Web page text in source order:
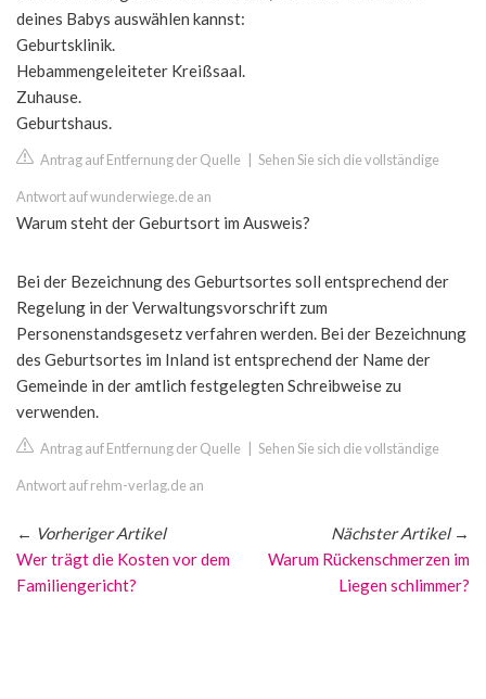
deines Babys auswählen kannst:
Geburtsklinik.
Hebammengeleiteter Kreißsaal.
Zuhause.
Geburtshaus.
Antrag auf Entfernung der Quelle Sehen Sie sich die vollständige
Antwort auf wunderwiege.de an
Warum steht der Geburtsort im Ausweis?
Bei der Bezeichnung des Geburtsortes soll entsprechend der
Regelung in der Verwaltungsvorschrift zum
Personenstandsgesetz verfahren werden. Bei der Bezeichnung
des Geburtsortes im Inland ist entsprechend der Name der
Gemeinde in der amtlich festgelegten Schreibweise zu
verwenden.
Antrag auf Entfernung der Quelle Sehen Sie sich die vollständige
Antwort auf rehm-verlag.de an
← Vorheriger Artikel
Wer trägt die Kosten vor dem
Familiengericht?
Nächster Artikel→
Warum Rückenschmerzen im
Liegen schlimmer?